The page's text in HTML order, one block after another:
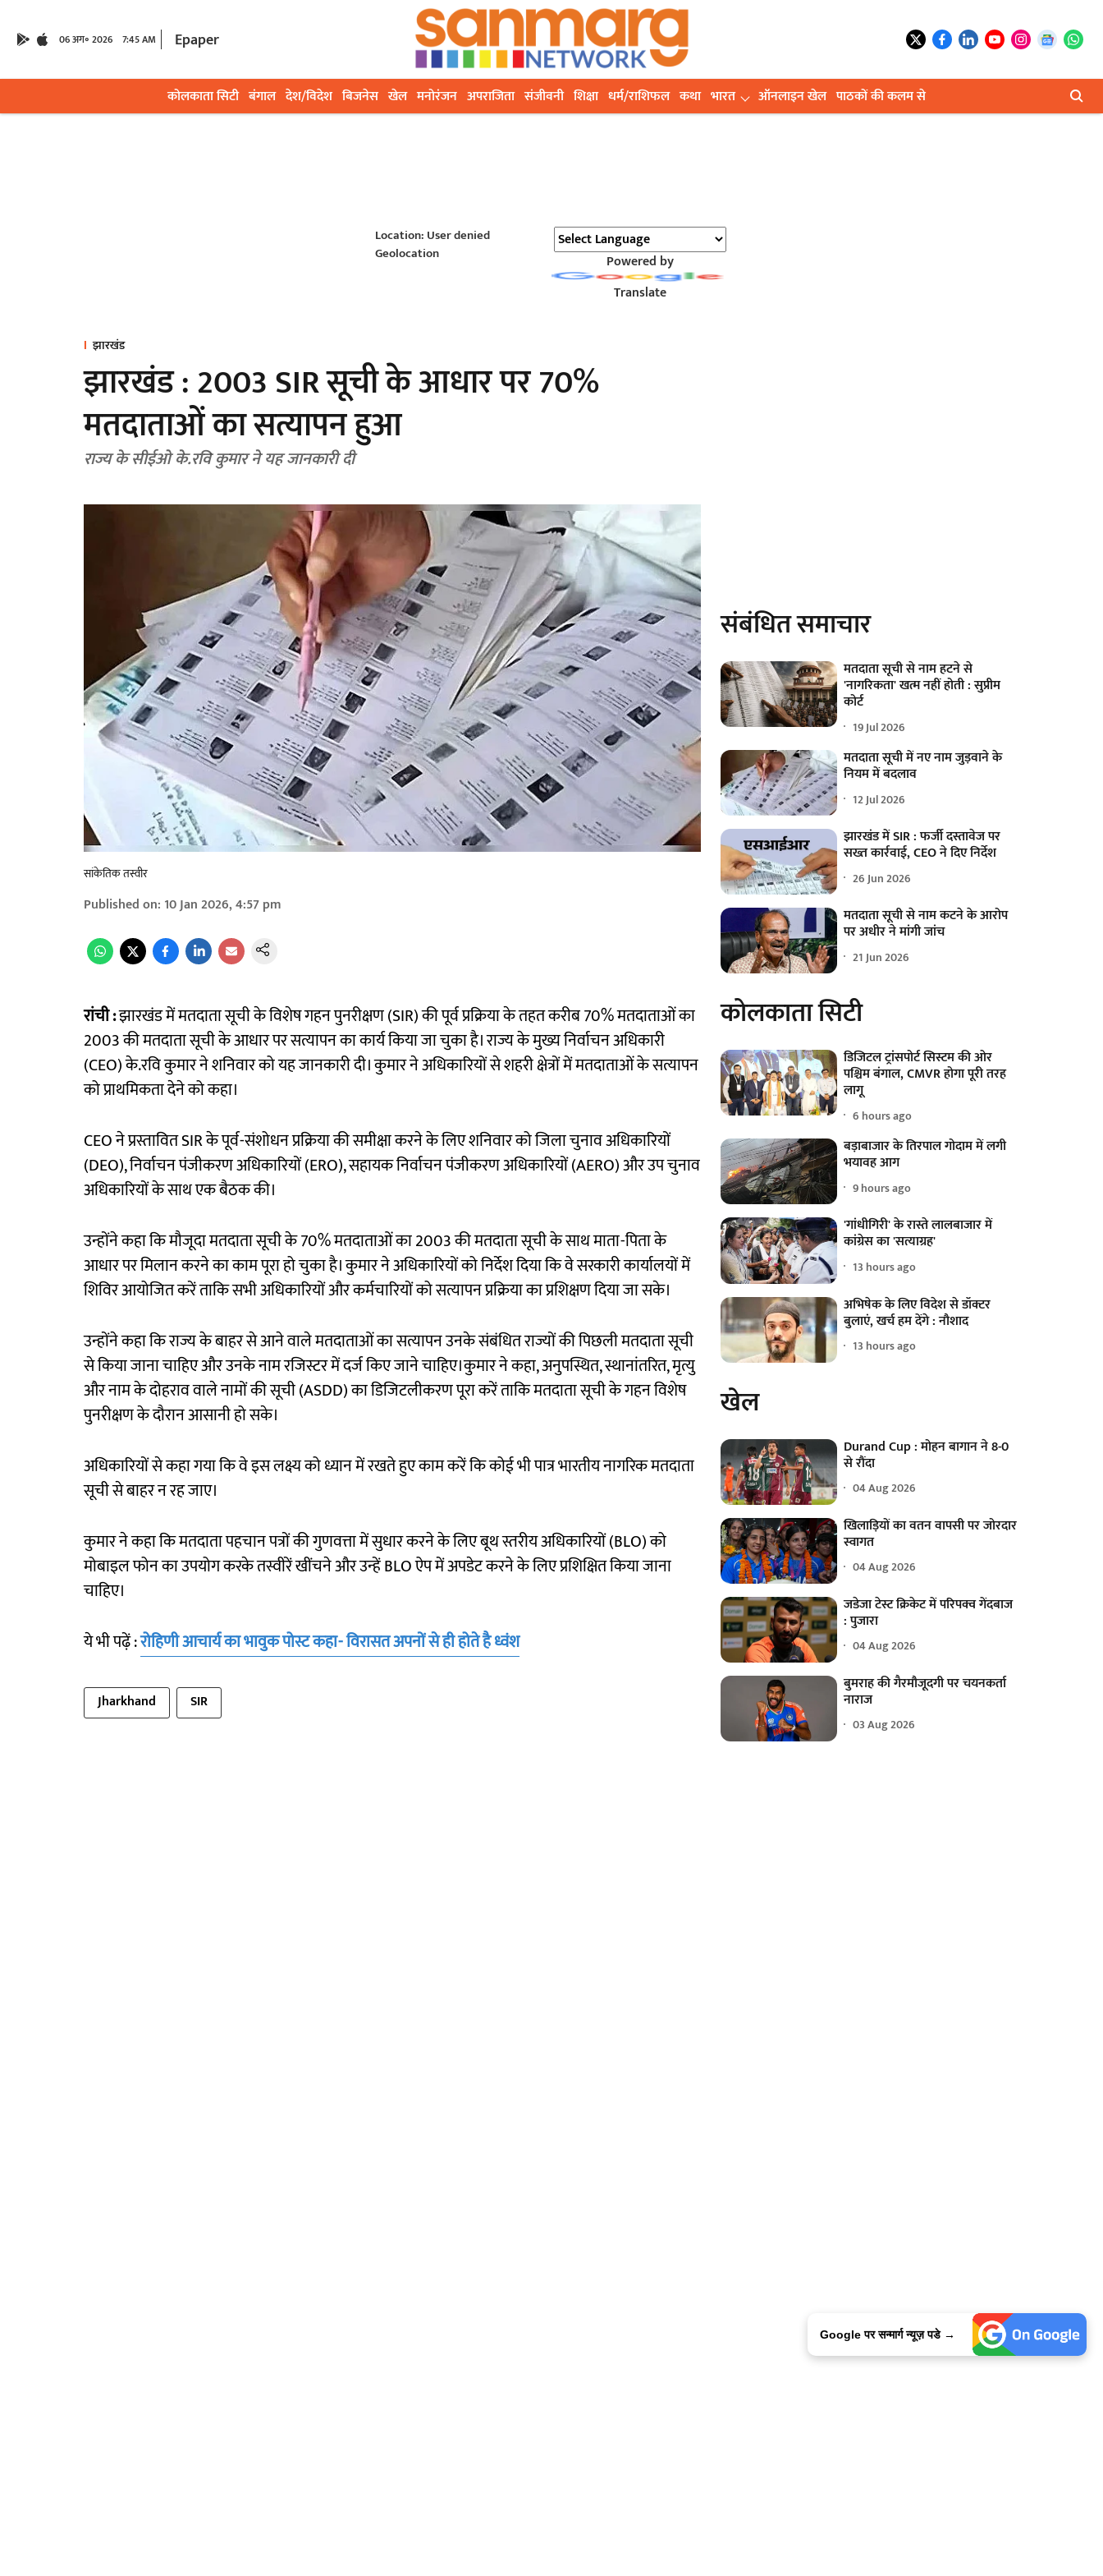
06 अग॰ 2026 7:45 AM Epaper
कोलकाता सिटी बंगाल देश/विदेश बिजनेस खेल मनोरंजन अपराजिता संजीवनी शिक्षा धर्म/राशिफल कथा भारत ऑनलाइन खेल पाठकों की कलम से
Location: User denied
Geolocation
Powered by
Translate
झारखंड
झारखंड : 2003 SIR सूची के आधार पर 70%
मतदाताओं का सत्यापन हुआ
राज्य के सीईओ के.रवि कुमार ने यह जानकारी दी
सांकेतिक तस्वीर
Published on: 10 Jan 2026, 4:57 pm
रांची :झारखंड में मतदाता सूची के विशेष गहन पुनरीक्षण (SIR) की पूर्व प्रक्रिया के तहत करीब 70% मतदाताओं का
2003 की मतदाता सूची के आधार पर सत्यापन का कार्य किया जा चुका है। राज्य के मुख्य निर्वाचन अधिकारी
(CEO) के.रवि कुमार ने शनिवार को यह जानकारी दी। कुमार ने अधिकारियों से शहरी क्षेत्रों में मतदाताओं के सत्यापन
को प्राथमिकता देने को कहा।
CEO ने प्रस्तावित SIR के पूर्व-संशोधन प्रक्रिया की समीक्षा करने के लिए शनिवार को जिला चुनाव अधिकारियों
(DEO), निर्वाचन पंजीकरण अधिकारियों (ERO), सहायक निर्वाचन पंजीकरण अधिकारियों (AERO) और उप चुनाव
अधिकारियों के साथ एक बैठक की।
उन्होंने कहा कि मौजूदा मतदाता सूची के 70% मतदाताओं का 2003 की मतदाता सूची के साथ माता-पिता के
आधार पर मिलान करने का काम पूरा हो चुका है। कुमार ने अधिकारियों को निर्देश दिया कि वे सरकारी कार्यालयों में
शिविर आयोजित करें ताकि सभी अधिकारियों और कर्मचारियों को सत्यापन प्रक्रिया का प्रशिक्षण दिया जा सके।
उन्होंने कहा कि राज्य के बाहर से आने वाले मतदाताओं का सत्यापन उनके संबंधित राज्यों की पिछली मतदाता सूची
से किया जाना चाहिए और उनके नाम रजिस्टर में दर्ज किए जाने चाहिए।कुमार ने कहा, अनुपस्थित, स्थानांतरित, मृत्यु
और नाम के दोहराव वाले नामों की सूची (ASDD) का डिजिटलीकरण पूरा करें ताकि मतदाता सूची के गहन विशेष
पुनरीक्षण के दौरान आसानी हो सके।
अधिकारियों से कहा गया कि वे इस लक्ष्य को ध्यान में रखते हुए काम करें कि कोई भी पात्र भारतीय नागरिक मतदाता
सूची से बाहर न रह जाए।
कुमार ने कहा कि मतदाता पहचान पत्रों की गुणवत्ता में सुधार करने के लिए बूथ स्तरीय अधिकारियों (BLO) को
मोबाइल फोन का उपयोग करके तस्वीरें खींचने और उन्हें BLO ऐप में अपडेट करने के लिए प्रशिक्षित किया जाना
चाहिए।
ये भी पढ़ें :रोहिणी आचार्य का भावुक पोस्ट कहा- विरासत अपनों से ही होते है ध्वंश
Jharkhand SIR
संबंधित समाचार
मतदाता सूची से नाम हटने से
'नागरिकता' खत्म नहीं होती : सुप्रीम
कोर्ट
19 Jul 2026
मतदाता सूची में नए नाम जुड़वाने के
नियम में बदलाव
12 Jul 2026
झारखंड में SIR : फर्जी दस्तावेज पर
सख्त कार्रवाई, CEO ने दिए निर्देश
26 Jun 2026
मतदाता सूची से नाम कटने के आरोप
पर अधीर ने मांगी जांच
21 Jun 2026
कोलकाता सिटी
डिजिटल ट्रांसपोर्ट सिस्टम की ओर
पश्चिम बंगाल, CMVR होगा पूरी तरह
लागू
6 hours ago
बड़ाबाजार के तिरपाल गोदाम में लगी
भयावह आग
9 hours ago
'गांधीगिरी' के रास्ते लालबाजार में
कांग्रेस का 'सत्याग्रह'
13 hours ago
अभिषेक के लिए विदेश से डॉक्टर
बुलाएं, खर्च हम देंगे : नौशाद
13 hours ago
खेल
Durand Cup : मोहन बागान ने 8-0
से रौंदा
04 Aug 2026
खिलाड़ियों का वतन वापसी पर जोरदार
स्वागत
04 Aug 2026
जडेजा टेस्ट क्रिकेट में परिपक्व गेंदबाज
: पुजारा
04 Aug 2026
बुमराह की गैरमौजूदगी पर चयनकर्ता
नाराज
03 Aug 2026
Google पर सन्मार्ग न्यूज़ पडे →